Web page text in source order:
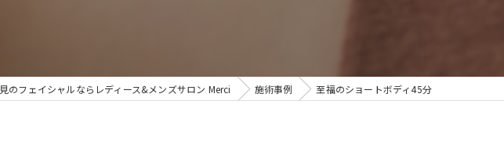
のフェイシャルならレディース&メンズサロン Merci 施術事例 至福のショートボディ45分